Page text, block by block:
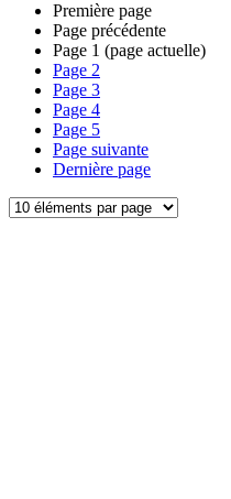
Première page
Page précédente
Page 1 (page actuelle)
Page 2
Page 3
Page 4
Page 5
Page suivante
Dernière page